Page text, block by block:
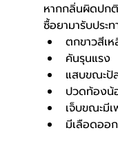
หากกลิ่นผิดปกติ
ซื้อยามารับประท
ตกขาวสีเ
คันรุนแรง
แสบขณะปั
ปวดท้องน้
เจ็บขณะมี
มีเลือดออ